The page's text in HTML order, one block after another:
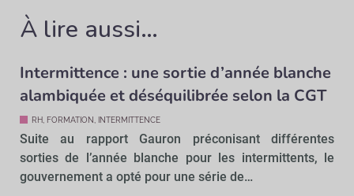
À lire aussi…
Intermittence : une sortie d’année blanche
alambiquée et déséquilibrée selon la CGT
RH, FORMATION, INTERMITTENCE
Suite au rapport Gauron préconisant différentes
sorties de l’année blanche pour les intermittents, le
gouvernement a opté pour une série de…